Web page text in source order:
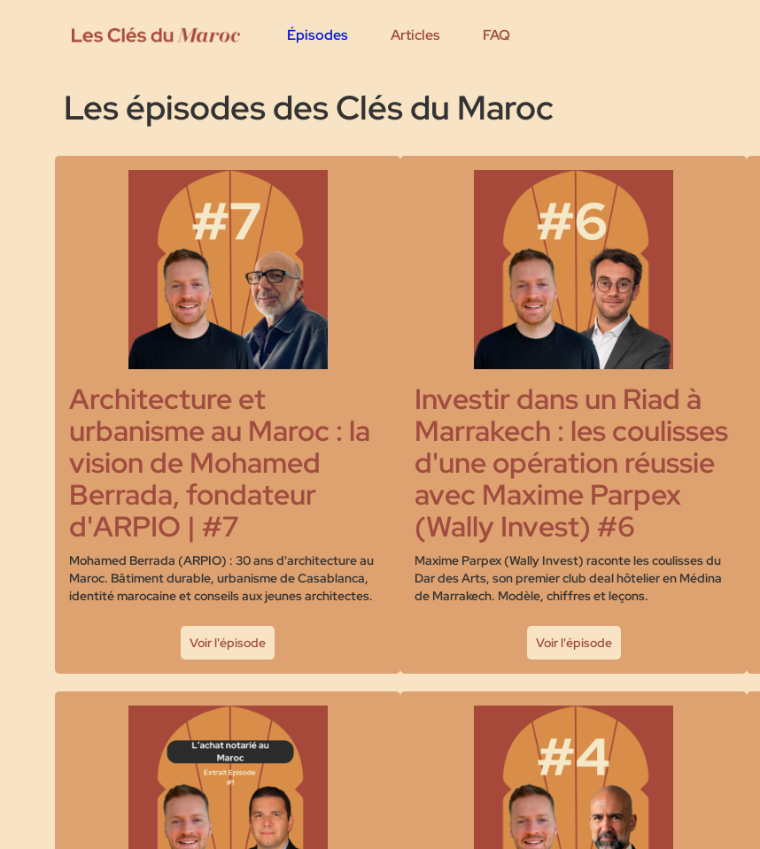
Épisodes Articles FAQ
Les épisodes des Clés du Maroc
Architecture et
urbanisme au Maroc : la
vision de Mohamed
Berrada, fondateur
d'ARPIO | #7
Mohamed Berrada (ARPIO) : 30 ans d'architecture au
Maroc. Bâtiment durable, urbanisme de Casablanca,
identité marocaine et conseils aux jeunes architectes.
Voir l'épisode
Investir dans un Riad à
Marrakech : les coulisses
d'une opération réussie
avec Maxime Parpex
(Wally Invest) #6
Maxime Parpex (Wally Invest) raconte les coulisses du
Dar des Arts, son premier club deal hôtelier en Médina
de Marrakech. Modèle, chiffres et leçons.
Voir l'épisode